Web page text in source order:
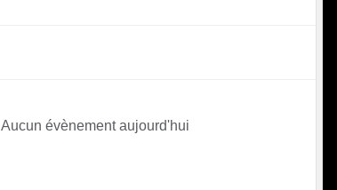
Aucun évènement aujourd'hui